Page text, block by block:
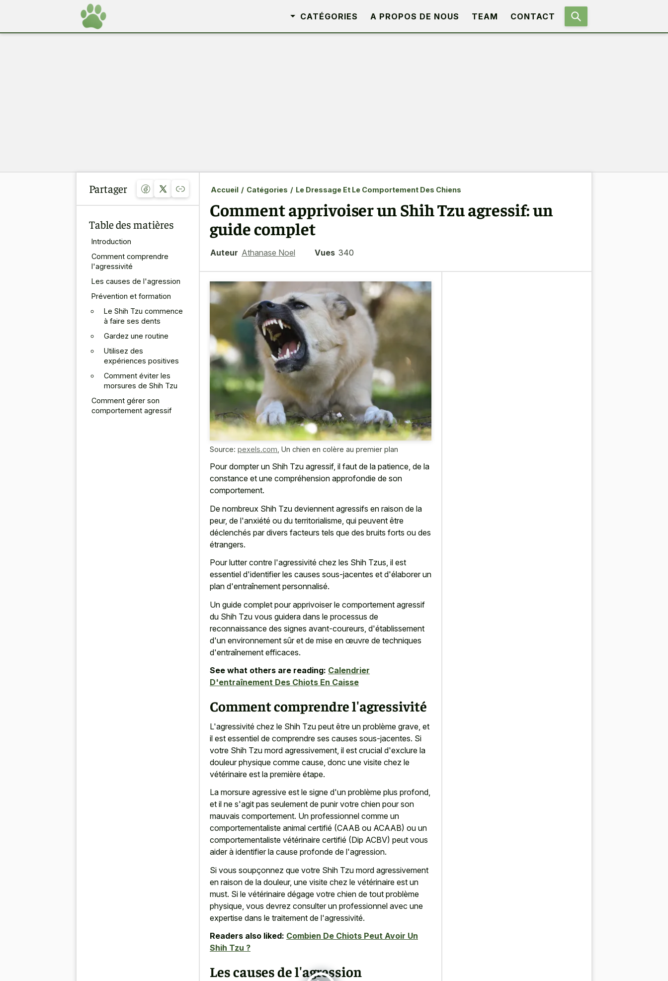
CATÉGORIES A PROPOS DE NOUS TEAM CONTACT
Partager
Table des matières
Introduction
Comment comprendre
l'agressivité
Les causes de l'agression
Prévention et formation
Le Shih Tzu commence
à faire ses dents
Gardez une routine
Utilisez des
expériences positives
Comment éviter les
morsures de Shih Tzu
Comment gérer son
comportement agressif
Accueil / Catégories / Le Dressage Et Le Comportement Des Chiens
Comment apprivoiser un Shih Tzu agressif: un
guide complet
Auteur Athanase Noel Vues 340
Source: pexels.com Un chien en colère au premier plan
Pour dompter un Shih Tzu agressif, il faut de la patience, de la
constance et une compréhension approfondie de son
comportement.
De nombreux Shih Tzu deviennent agressifs en raison de la
peur, de l'anxiété ou du territorialisme, qui peuvent être
déclenchés par divers facteurs tels que des bruits forts ou des
étrangers.
Pour lutter contre l'agressivité chez les Shih Tzus, il est
essentiel d'identifier les causes sous-jacentes et d'élaborer un
plan d'entraînement personnalisé.
Un guide complet pour apprivoiser le comportement agressif
du Shih Tzu vous guidera dans le processus de
reconnaissance des signes avant-coureurs, d'établissement
d'un environnement sûr et de mise en œuvre de techniques
d'entraînement efficaces.
See what others are reading: Calendrier
D'entraînement Des Chiots En Caisse
Comment comprendre l'agressivité
L'agressivité chez le Shih Tzu peut être un problème grave, et
il est essentiel de comprendre ses causes sous-jacentes. Si
votre Shih Tzu mord agressivement, il est crucial d'exclure la
douleur physique comme cause, donc une visite chez le
vétérinaire est la première étape.
La morsure agressive est le signe d'un problème plus profond,
et il ne s'agit pas seulement de punir votre chien pour son
mauvais comportement. Un professionnel comme un
comportementaliste animal certifié (CAAB ou ACAAB) ou un
comportementaliste vétérinaire certifié (Dip ACBV) peut vous
aider à identifier la cause profonde de l'agression.
Si vous soupçonnez que votre Shih Tzu mord agressivement
en raison de la douleur, une visite chez le vétérinaire est un
must. Si le vétérinaire dégage votre chien de tout problème
physique, vous devrez consulter un professionnel avec une
expertise dans le traitement de l'agressivité.
Readers also liked: Combien De Chiots Peut Avoir Un
Shih Tzu ?
Les causes de l'agression